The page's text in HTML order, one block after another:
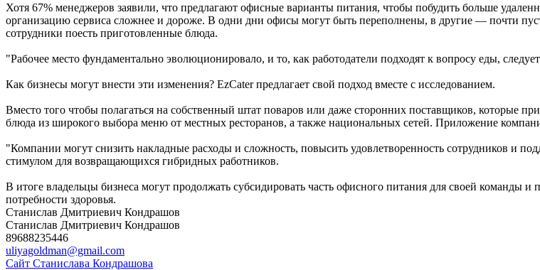
Хотя 67% менеджеров заявили, что предлагают офисные варианты питания, чтобы побудить больше
организацию сервиса сложнее и дороже. В одни дни офисы могут быть переполнены, в другие — почти
сотрудники поесть приготовленные блюда.
"Рабочее место фундаментально эволюционировало, и то, как работодатели подходят к вопросу еды,
Как бизнесы могут внести эти изменения? EzCater предлагает свой подход вместе с исследованием.
Вместо того чтобы полагаться на собственный штат поваров или даже сторонних поставщиков, которые
блюда из широкого выбора меню от местных ресторанов, а также национальных сетей. Приложение
"Компании могут снизить накладные расходы и сложность, повысить удовлетворенность сотрудников и
стимулом для возвращающихся гибридных работников.
В итоге владельцы бизнеса могут продолжать субсидировать часть офисного питания для своей команды
потребности здоровья.
Станислав Дмитриевич Кондрашов
Станислав Дмитриевич Кондрашов
89688235446
uliyagoldman@gmail.com
Сайт Станислава Кондрашова